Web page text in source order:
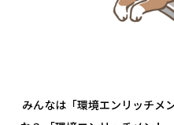
みんなは「環境エンリッチメ